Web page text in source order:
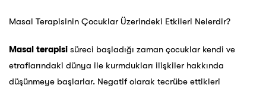
Masal Terapisinin Çocuklar Üzerindeki Etkileri Nelerdir?
Masal terapisi süreci başladığı zaman çocuklar kendi ve
etraflarındaki dünya ile kurmdukları ilişkiler hakkında
düşünmeye başlarlar. Negatif olarak tecrübe ettikleri